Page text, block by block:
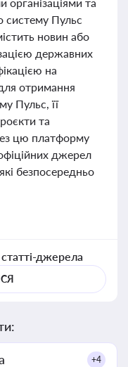
систему Пульс
новин або
державних
на
отримання
Пульс, її
та
цю платформу
джерел
безпосередньо
джерела
+4